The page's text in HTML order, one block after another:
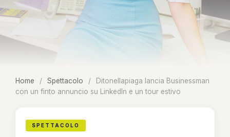
Home / Spettacolo /
Ditonellapiaga lancia Businessman
con un finto annuncio su LinkedIn e un tour estivo
SPETTACOLO